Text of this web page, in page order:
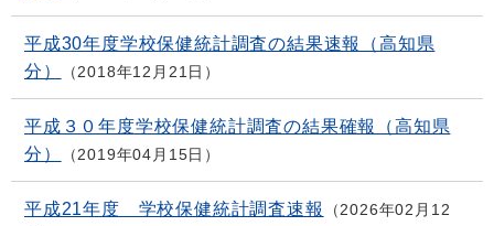
平成30年度学校保健統計調査の結果速報（高知県
分）
2018年12月21日
平成３０年度学校保健統計調査の結果確報（高知県
分）
2019年04月15日
平成21年度 学校保健統計調査速報
2026年02月12